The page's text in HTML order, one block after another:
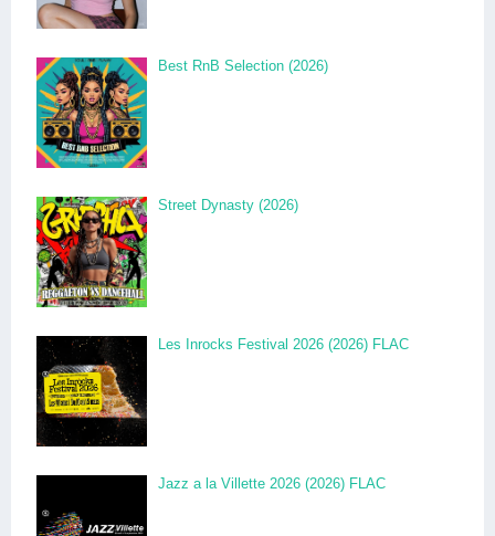
Best RnB Selection (2026)
Street Dynasty (2026)
Les Inrocks Festival 2026 (2026) FLAC
Jazz a la Villette 2026 (2026) FLAC